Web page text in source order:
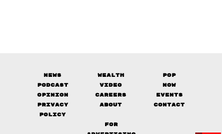
News Wealth
Pop
Podcast
Video
Now
Opinion
Careers
Events
Privacy
Policy
About Contact
FOR